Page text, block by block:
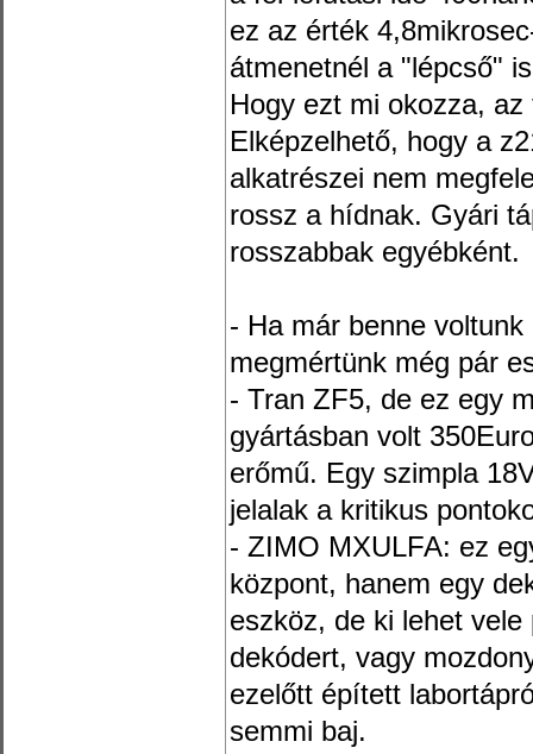
ez az érték
átmenetnél a "lépcső"
Hogy ezt mi okozza,
Elképzelhető, hogy a
alkatrészei nem
rossz a hídnak. Gyári
rosszabbak egyébként.
- Ha már benne
megmértünk még pár
- Tran ZF5, de ez egy
gyártásban volt
erőmű. Egy szimpla
jelalak a kritikus
- ZIMO MXULFA: ez
központ, hanem egy
eszköz, de ki lehet
dekódert, vagy
ezelőtt épített
semmi baj.